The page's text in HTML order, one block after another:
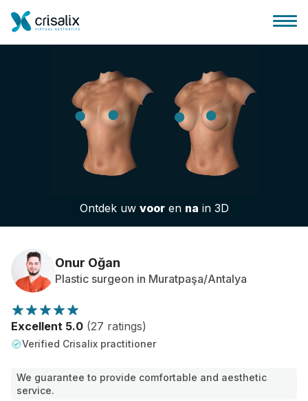
Huis chirurg
3D business platform
Patiëntrecensies
Ontdek uw vooren na in 3D
Onur Oğan
Plastic surgeon in Muratpaşa/Antalya
Excellent 5.0 (27 ratings)
Verified Crisalix practitioner
We guarantee to provide comfortable and aesthetic
service.